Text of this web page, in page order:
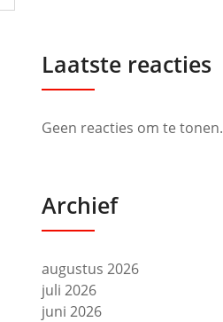
Laatste reacties
Geen reacties om te tonen.
Archief
augustus 2026
juli 2026
juni 2026